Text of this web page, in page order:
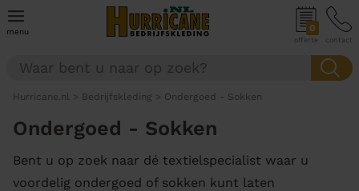
menu 0
offerte contact
Hurricane.nl > Bedrijfskleding > Ondergoed - Sokken
Ondergoed - Sokken
Bent u op zoek naar dé textielspecialist waar u
voordelig ondergoed of sokken kunt laten